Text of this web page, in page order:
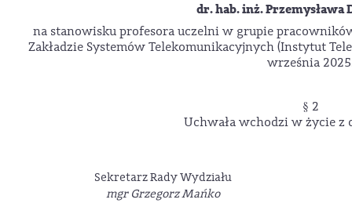
dr. hab. inż. Przemysława
na stanowisku profesora uczelni w grupie
Zakładzie Systemów Telekomunikacyjnych (Instytut
września
§ 2
Uchwała wchodzi w życie z
Sekretarz Rady Wydziału
mgr Grzegorz Mańko